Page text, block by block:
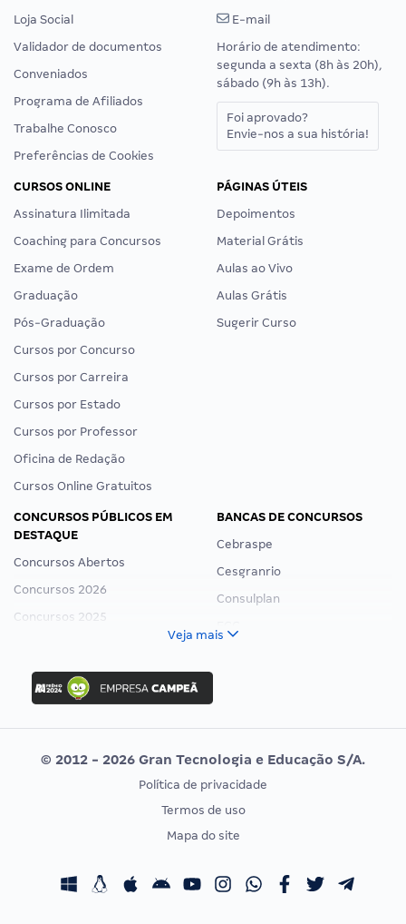
Loja Social
Validador de documentos
Conveniados
Programa de Afiliados
Trabalhe Conosco
Preferências de Cookies
E-mail
Horário de atendimento:
segunda a sexta (8h às 20h),
sábado (9h às 13h).
Foi aprovado?
Envie-nos a sua história!
CURSOS ONLINE
Assinatura Ilimitada
Coaching para Concursos
Exame de Ordem
Graduação
Pós-Graduação
Cursos por Concurso
Cursos por Carreira
Cursos por Estado
Cursos por Professor
Oficina de Redação
Cursos Online Gratuitos
PÁGINAS ÚTEIS
Depoimentos
Material Grátis
Aulas ao Vivo
Aulas Grátis
Sugerir Curso
CONCURSOS PÚBLICOS EM
DESTAQUE
Concursos Abertos
Concursos 2026
Concursos 2025
Concurso Nacional Unificado
Concurso Ibama
Concurso MPU
Editais publicados
BANCAS DE CONCURSOS
Cebraspe
Cesgranrio
Consulplan
Vunesp
CONCURSOS POR PROFISSÃO
Concursos Fiscais
EXAME DE ORDEM
Calendário OAB
Veja mais
© 2012 - 2026 Gran Tecnologia e Educação S/A.
Política de privacidade
Termos de uso
Mapa do site